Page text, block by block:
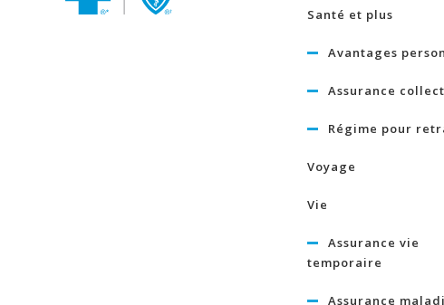
Santé et plus
Avantages
Assurance
Régime pour
Voyage
Vie
Assurance vie
temporaire
Assurance